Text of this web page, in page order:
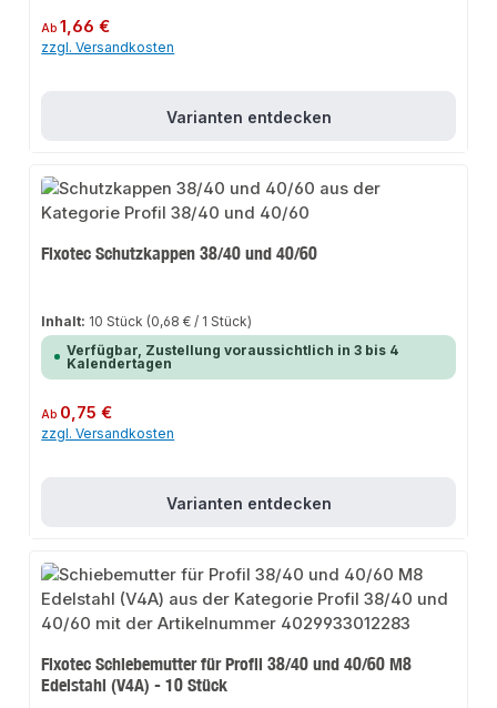
Regulärer Preis:
Ab1,66 €
zzgl. Versandkosten
Varianten entdecken
Fixotec Schutzkappen 38/40 und 40/60
Inhalt: 10 Stück (0,68 € / 1 Stück)
Verfügbar, Zustellung voraussichtlich in 3 bis 4
Kalendertagen
Regulärer Preis:
Ab 0,75 €
zzgl. Versandkosten
Varianten entdecken
Fixotec Schiebemutter für Profil 38/40 und 40/60 M8
Edelstahl (V4A) - 10 Stück